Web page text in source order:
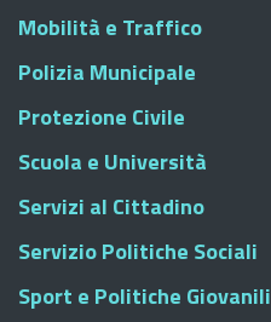
Mobilità e Traffico
Polizia Municipale
Protezione Civile
Scuola e Università
Servizi al Cittadino
Servizio Politiche Sociali
Sport e Politiche Giovanili